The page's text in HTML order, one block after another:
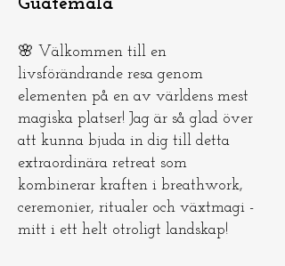
Guatemala
🌸 Välkommen till en
livsförändrande resa genom
elementen på en av världens mest
magiska platser! Jag är så glad över
att kunna bjuda in dig till detta
extraordinära retreat som
kombinerar kraften i breathwork,
ceremonier, ritualer och växtmagi -
mitt i ett helt otroligt landskap!